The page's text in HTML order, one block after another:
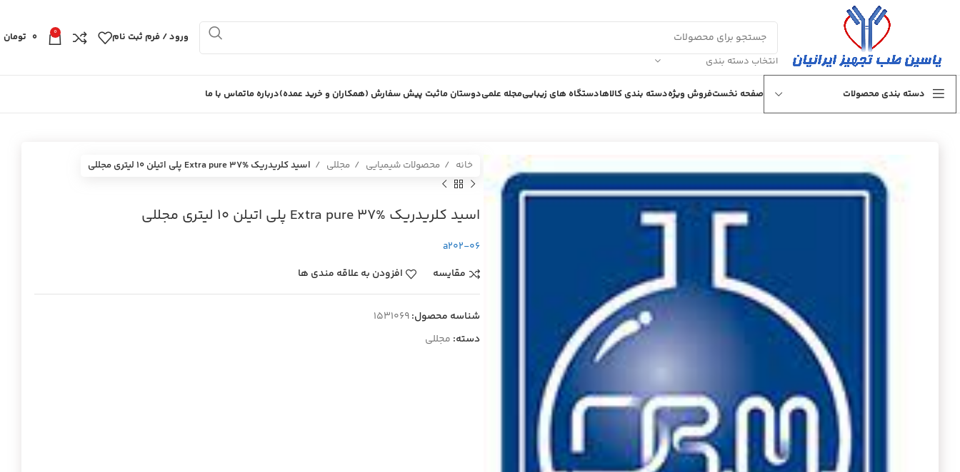
انتخاب دسته بندی
ورود / فرم ثبت نام 0
0 تومان
دسته بندی محصولات صفحه نخستفروش ویژهدسته بندی کالاهادستگاه های زیباییمجله علمیدوستان ماثبت پیش سفارش (همکاران و خرید عمده)درباره ماتماس با ما
خانه محصولات شیمیایی مجللی اسيد كلريدريك Extra pure 37% پلي اتيلن 10 ليتري مجللي
اسيد كلريدريك Extra pure 37% پلي اتيلن 10 ليتري مجللي
a202-06
مقایسه
افزودن به علاقه مندی ها
شناسه محصول:1531069
دسته: مجللی